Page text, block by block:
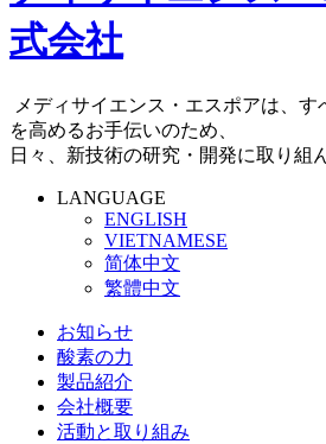
メディサイエンス・エスポアは、
を高めるお手伝いのため、
日々、新技術の研究・開発に取り組
LANGUAGE
ENGLISH
VIETNAMESE
简体中文
繁體中文
お知らせ
酸素の力
製品紹介
会社概要
活動と取り組み